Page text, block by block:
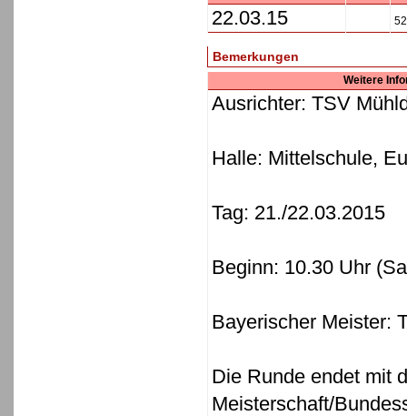
22.03.15 52
Bemerkungen
Weitere
Ausrichter: TSV
Halle: Mittelschule,
Tag: 21./22.03.2015
Beginn: 10.30 Uhr
Bayerischer Meister:
Die Runde endet mit
Meisterschaft/